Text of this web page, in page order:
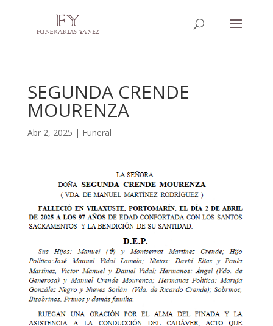
SEGUNDA CRENDE
MOURENZA
Abr 2, 2025 | Funeral